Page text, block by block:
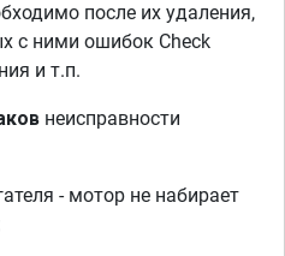
после их удаления,
с ними ошибок Check
и т.п.
неисправности
- мотор не набирает